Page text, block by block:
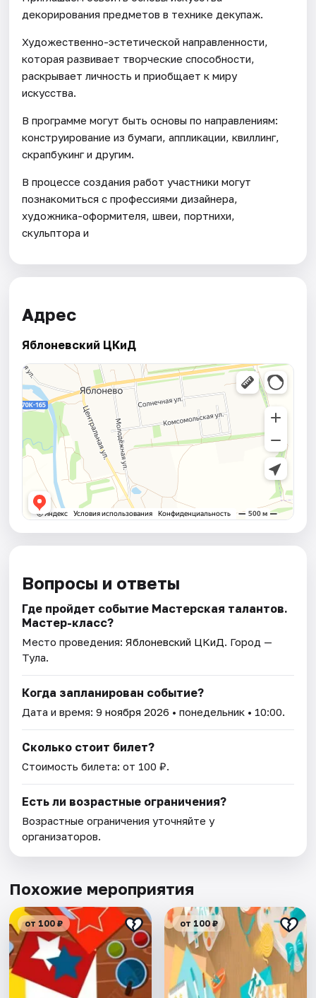
декорирования предметов в технике декупаж.
Художественно-эстетической направленности,
которая развивает творческие способности,
раскрывает личность и приобщает к миру
искусства.
В программе могут быть основы по направлениям:
конструирование из бумаги, аппликации, квиллинг,
скрапбукинг и другим.
В процессе создания работ участники могут
познакомиться с профессиями дизайнера,
художника-оформителя, швеи, портнихи,
скульптора и
Адрес
Яблоневский ЦКиД
Вопросы и ответы
Где пройдет событие Мастерская талантов.
Мастер-класс?
Место проведения:Яблоневский ЦКиД. Город —
Тула.
Когда запланирован событие?
Дата и время:9 ноября 2026 • понедельник • 10:00.
Сколько стоит билет?
Стоимость билета: от 100 ₽.
Есть ли возрастные ограничения?
Возрастные ограничения уточняйте у
организаторов.
Похожие мероприятия
от 100 ₽ от 100 ₽